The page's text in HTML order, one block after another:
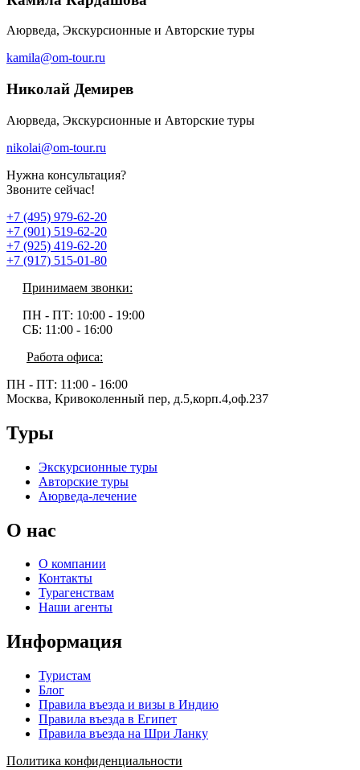
Аюрведа, Экскурсионные и Авторские туры
kamila@om-tour.ru
Николай Демирев
Аюрведа, Экскурсионные и Авторские туры
nikolai@om-tour.ru
Нужна консультация?
Звоните сейчас!
+7 (495) 979-62-20
+7 (901) 519-62-20
+7 (925) 419-62-20
+7 (917) 515-01-80
Принимаем звонки:
ПН - ПТ: 10:00 - 19:00
СБ: 11:00 - 16:00
Работа офиса:
ПН - ПТ: 11:00 - 16:00
Москва, Кривоколенный пер, д.5,корп.4,оф.237
Туры
Экскурсионные туры
Авторские туры
Аюрведа-лечение
О нас
О компании
Контакты
Турагенствам
Наши агенты
Информация
Туристам
Блог
Правила въезда и визы в Индию
Правила въезда в Египет
Правила въезда на Шри Ланку
Политика конфиденциальности